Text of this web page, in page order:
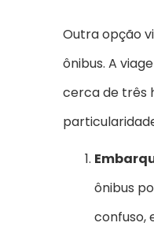
Outra opção
ônibus. A
cerca de três
ônibus
confuso,